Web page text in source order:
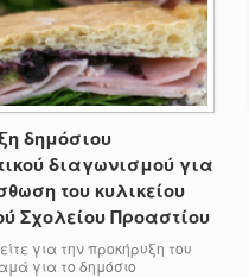
δημόσιου
διαγωνισμού για
του κυλικείου
Σχολείου Προαστίου
για την προκήρυξη του
για το δημόσιο